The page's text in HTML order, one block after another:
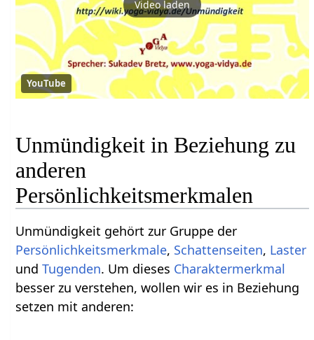
Video laden
YouTube
Unmündigkeit in Beziehung zu
anderen
Persönlichkeitsmerkmalen
Unmündigkeit gehört zur Gruppe der
Persönlichkeitsmerkmale, Schattenseiten, Laster
undTugenden. Um dieses Charaktermerkmal
besser zu verstehen, wollen wir es in Beziehung
setzen mit anderen: